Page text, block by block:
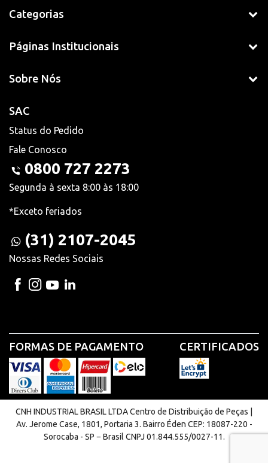
Categorias
Páginas Institucionais
Sobre Nós
SAC
Status do Pedido
Fale Conosco
0800 727 2273
Segunda à sexta 8:00 às 18:00
*Exceto feriados
(31) 2107-2045
Nossas Redes Sociais
FORMAS DE PAGAMENTO CERTIFICADOS
CNH INDUSTRIAL BRASIL LTDA Centro de Distribuição de Peças |
Av. Jerome Case, 1801, Portaria 3. Bairro Éden CEP: 18087-220 -
Sorocaba - SP − Brasil CNPJ 01.844.555/0027-11.